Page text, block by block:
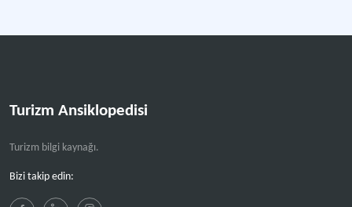
Turizm Ansiklopedisi
Turizm bilgi kaynağı.
Bizi takip edin: